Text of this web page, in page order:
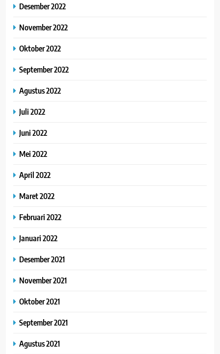
Desember 2022
November 2022
Oktober 2022
September 2022
Agustus 2022
Juli 2022
Juni 2022
Mei 2022
April 2022
Maret 2022
Februari 2022
Januari 2022
Desember 2021
November 2021
Oktober 2021
September 2021
Agustus 2021